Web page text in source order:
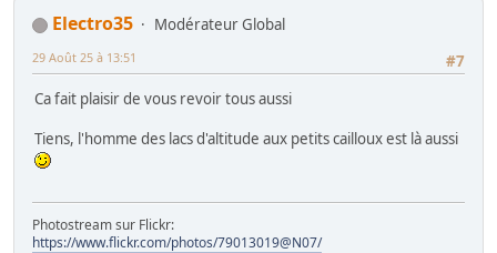
Electro35
Modérateur Global
#7
29 Août 25 à 13:51
Ca fait plaisir de vous revoir tous aussi
Tiens, l'homme des lacs d'altitude aux petits cailloux est là aussi
Photostream sur Flickr:
https://www.flickr.com/photos/79013019@N07/